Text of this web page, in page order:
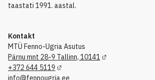
taastati 1991. aastal.
Kontakt
MTÜ Fenno-Ugria Asutus
Pärnu mnt 28-9 Tallinn, 10141
+372 644 5119
info@fennougria.ee